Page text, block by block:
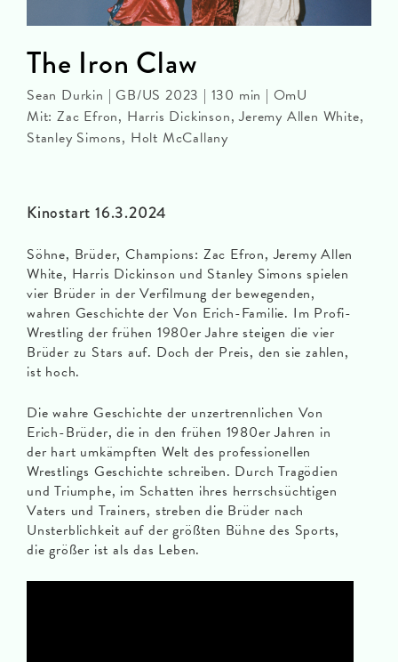
Kinostart 16.3.2024
Söhne, Brüder, Champions: Zac Efron, Jeremy Allen
White, Harris Dickinson und Stanley Simons spielen
vier Brüder in der Verfilmung der bewegenden,
wahren Geschichte der Von Erich-Familie. Im Profi-
Wrestling der frühen 1980er Jahre steigen die vier
Brüder zu Stars auf. Doch der Preis, den sie zahlen,
ist hoch.
Die wahre Geschichte der unzertrennlichen Von
Erich-Brüder, die in den frühen 1980er Jahren in
der hart umkämpften Welt des professionellen
Wrestlings Geschichte schreiben. Durch Tragödien
und Triumphe, im Schatten ihres herrschsüchtigen
Vaters und Trainers, streben die Brüder nach
Unsterblichkeit auf der größten Bühne des Sports,
die größer ist als das Leben.
The Iron Claw
Sean Durkin | GB/US 2023 | 130 min | OmU
Mit: Zac Efron, Harris Dickinson, Jeremy Allen White,
Stanley Simons, Holt McCallany